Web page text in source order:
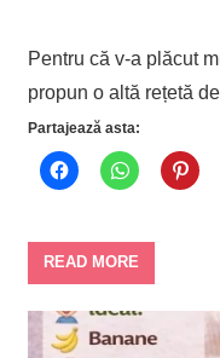
Pentru că v-a plăcut
propun o altă rețetă
Partajează asta:
READ MORE